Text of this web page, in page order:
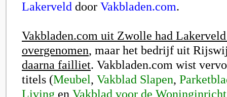
Lakerveld door Vakbladen.com.
Vakbladen.com uit Zwolle had
overgenomen, maar het bedrijf uit
daarna failliet. Vakbladen.com wist
titels (Meubel, Vakblad Slapen,
Living en Vakblad voor de